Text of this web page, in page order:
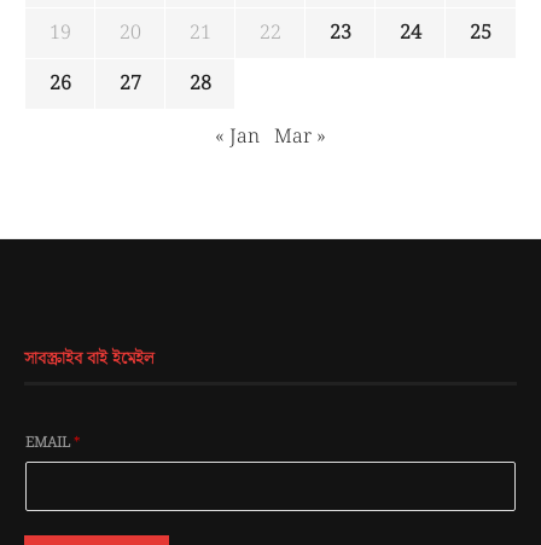
19
20 21 22 23 24
25
26
27
28
« Jan Mar »
সাবস্ক্রাইব বাই ইমেইল
EMAIL*